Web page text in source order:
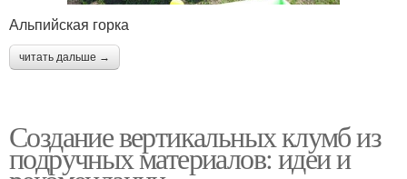
Альпийская горка
читать дальше →
Создание вертикальных клумб из
подручных материалов: идеи и